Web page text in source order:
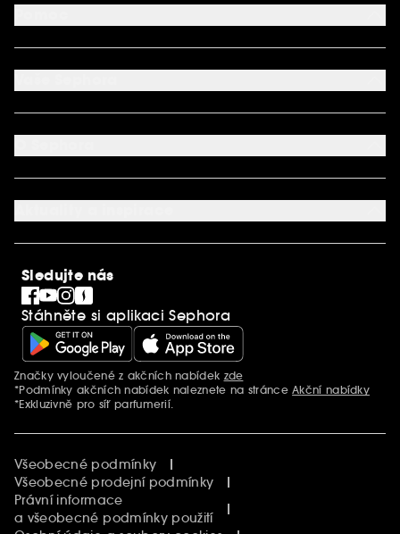
FAQ
Podmínky Nabídek
Kontaktujte nás
Mapa stránky
Můj účet
Aplikace SEPHORA
Nastavení souborů cookie
O společnosti Sephora
Kariéra
SEPHORiA
Blog Sephora
Singles´ Day
Black Friday
Cyber Monday
Vánoce
Sledujte nás
Stáhněte si aplikaci Sephora
Další informace
Značky vyloučené z akčních nabídek zde
*Podmínky akčních nabídek naleznete na stránceAkční nabídky
*Exkluzivně pro síť parfumerií.
Všeobecné podmínky
Všeobecné prodejní podmínky
Právní informace
a všeobecné podmínky použití